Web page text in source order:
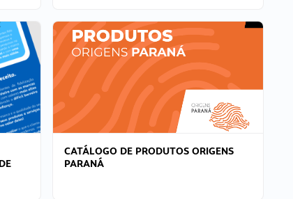
CATÁLOGO DE PRODUTOS ORIGENS
PARANÁ